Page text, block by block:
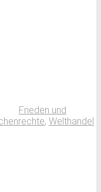
Frieden und
, Welthandel